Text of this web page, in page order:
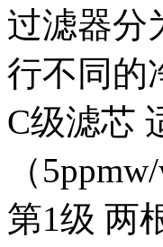
过滤器分
行不同的
C级滤芯
（
第1级 两